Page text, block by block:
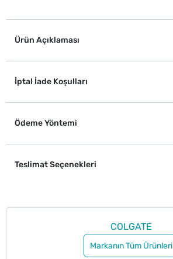
Ürün Açıklaması
İptal İade Koşulları
Ödeme Yöntemi
Teslimat Seçenekleri
COLGATE
Markanın Tüm Ürünleri